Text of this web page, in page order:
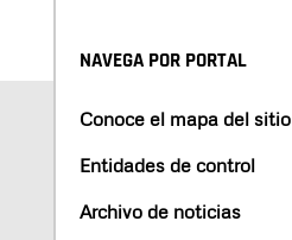
NAVEGA POR PORTAL
Conoce el mapa del sitio
Entidades de control
Archivo de noticias